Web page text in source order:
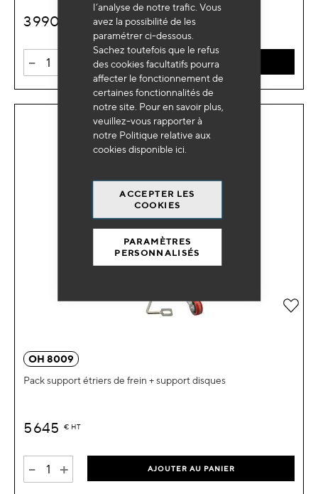
l’analyse de notre trafic. Vous
avez la possibilité de les
paramétrer ci-dessous.
Sachez toutefois que le refus
des cookies facultatifs pourra
affecter le fonctionnement de
certaines fonctionnalités de
notre site. Pour en savoir plus,
veuillez-vous rapporter à
notre Politique relative aux
cookies disponible ici
ACCEPTER LES
COOKIES
PARAMÈTRES
PERSONNALISÉS
3 990
- AJOUTER AU PANIER
OH 8009
Pack support étriers de frein + support disques
5 645 € HT
- + AJOUTER AU PANIER